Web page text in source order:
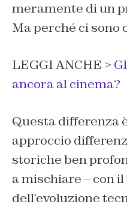
meramente di un
Ma perché ci sono
LEGGI ANCHE >
ancora al cinema?
Questa differenza
approccio
storiche ben
a mischiare – con
dell’evoluzione